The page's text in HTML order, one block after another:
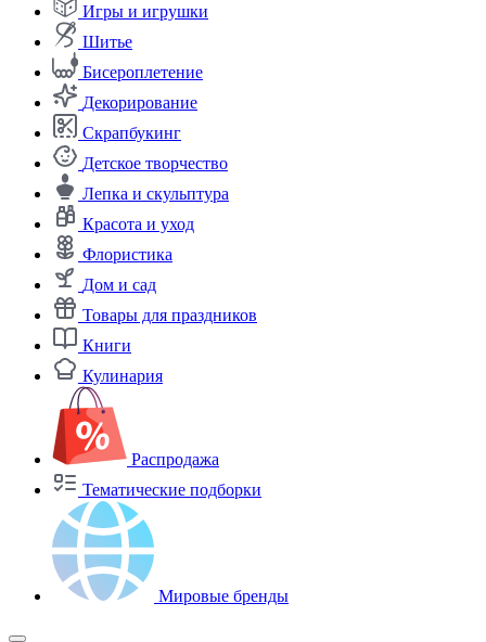
Игры и игрушки
Шитье
Бисероплетение
Декорирование
Скрапбукинг
Детское творчество
Лепка и скульптура
Красота и уход
Флористика
Дом и сад
Товары для праздников
Книги
Кулинария
Распродажа
Тематические подборки
Мировые бренды